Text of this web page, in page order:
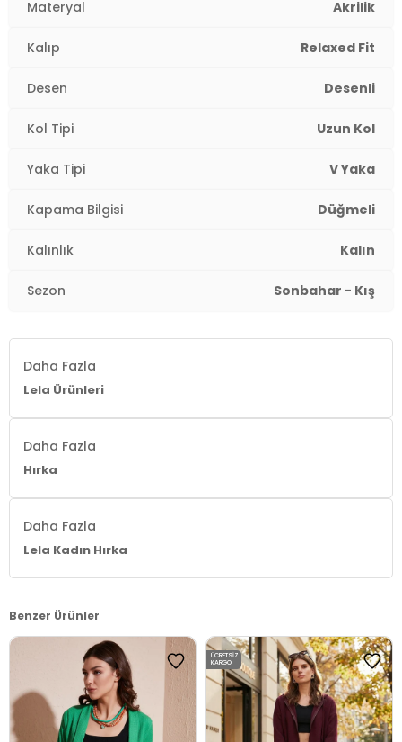
Kalıp Bilgisi:Relaxed Fit
2DK4616190.19
Materyal Akrilik
Kalıp Relaxed Fit
Desen Desenli
Kol Tipi Uzun Kol
Yaka Tipi V Yaka
Kapama Bilgisi Düğmeli
Kalınlık Kalın
Sezon Sonbahar - Kış
Daha Fazla
Lela Ürünleri
Daha Fazla
Hırka
Daha Fazla
Lela Kadın Hırka
Benzer Ürünler
ÜCRETSIZ
KARGO